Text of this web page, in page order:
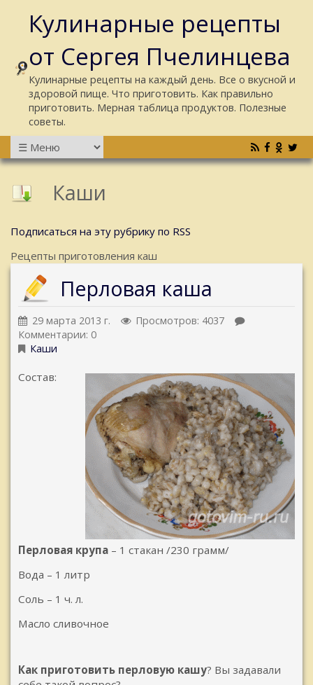
Кулинарные рецепты
от Сергея Пчелинцева
Кулинарные рецепты на каждый день. Все о вкусной и
здоровой пище. Что приготовить. Как правильно
приготовить. Мерная таблица продуктов. Полезные
советы.
Каши
Подписаться на эту рубрику по RSS
Рецепты приготовления каш
Перловая каша
29 марта 2013 г.
Просмотров: 4037
Комментарии: 0
Каши
Состав:
Перловая крупа – 1 стакан /230 грамм/
Вода – 1 литр
Соль – 1 ч. л.
Масло сливочное
Как приготовить перловую кашу? Вы задавали